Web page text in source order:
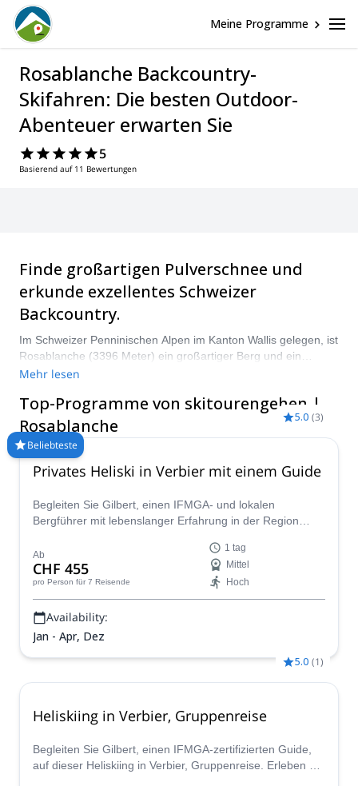
Meine Programme
Rosablanche Backcountry-
Skifahren: Die besten Outdoor-
Abenteuer erwarten Sie
5
Basierend auf 11 Bewertungen
Finde großartigen Pulverschnee und
erkunde exzellentes Schweizer
Backcountry.
Im Schweizer Penninischen Alpen im Kanton Wallis gelegen, ist
Rosablanche (3396 Meter) ein großartiger Berg und ein
fantastischer Ort, um unberührten Pulverschnee zu finden. Es
betreiben.
Mehr lesen
Top-Programme von skitourengehen |
Rosablanche
Beliebteste
5.0 (3)
Privates Heliski in Verbier mit einem Guide
Begleiten Sie Gilbert, einen IFMGA- und lokalen
Bergführer mit lebenslanger Erfahrung in der Region
Heliski-Tour zwischen den besten Eisfällen und
Granitklippen der Schweizer Alpen.
Ab
CHF 455
pro Person für 7 Reisende
1 tag
Mittel
Hoch
Availability:
Jan - Apr, Dez
5.0 (1)
Heliskiing in Verbier, Gruppenreise
Begleiten Sie Gilbert, einen IFMGA-zertifizierten Guide,
auf dieser Heliskiing in Verbier, Gruppenreise. Erleben Sie